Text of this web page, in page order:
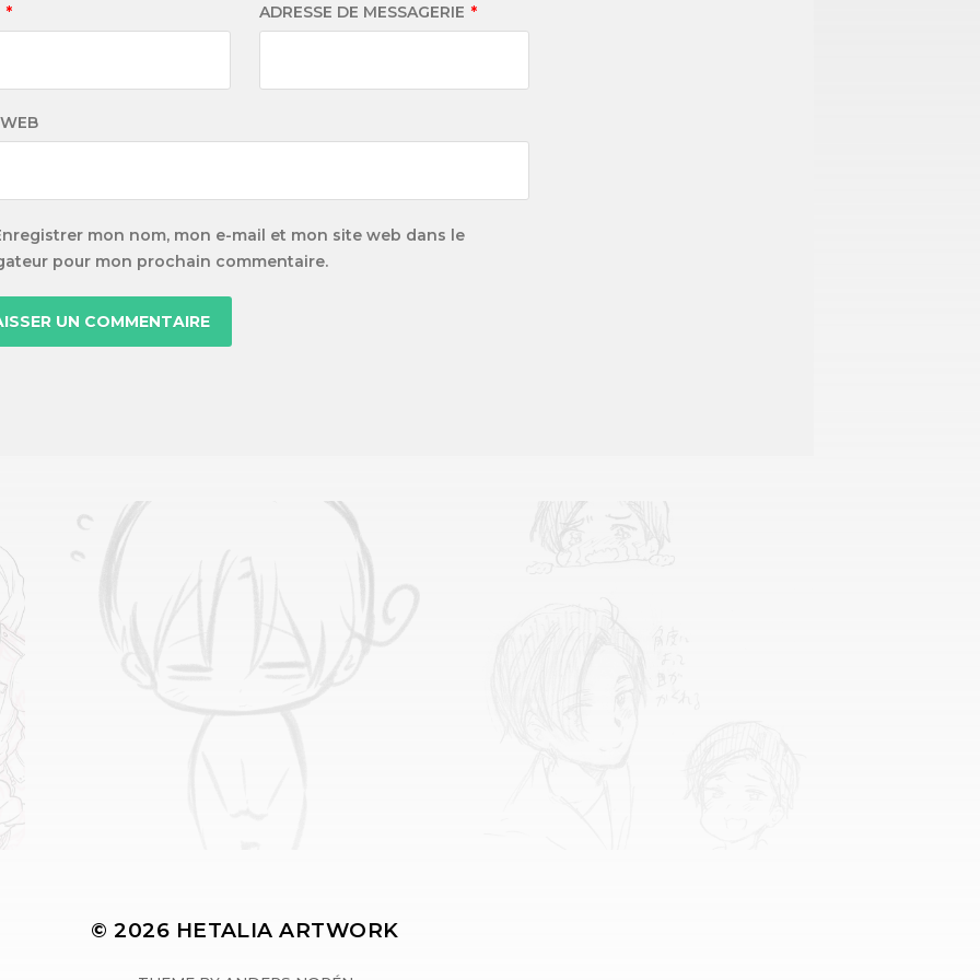
* ADRESSE DE MESSAGERIE *
mon nom, mon e-mail et mon site web dans le
pour mon prochain commentaire.
© 2026 HETALIA ARTWORK